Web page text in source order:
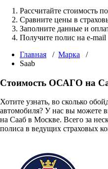
Рассчитайте стоимость
Сравните цены в
Заполните данные и
Получите полис на e-mail
Главная / Марка /
Saab
Стоимость ОСАГО на
Хотите узнать, во сколько
автомобиля? У нас вы можете
на Сааб в Москве. Всего за
полиса в ведущих страховых